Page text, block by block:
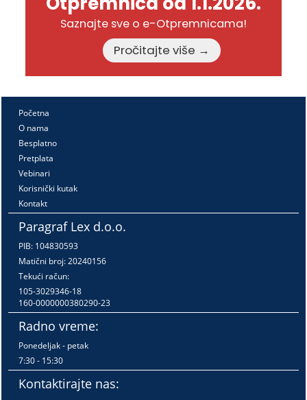
Saznajte sve o e-Otpremnicama!
Pročitajte više →
Početna
O nama
Besplatno
Pretplata
Vebinari
Korisnički kutak
Kontakt
Paragraf Lex d.o.o.
PIB: 104830593
Matični broj: 20240156
Tekući račun:
105-3029346-18
160-0000000380290-23
Radno vreme:
Ponedeljak - petak
7:30 - 15:30
Kontaktirajte nas: